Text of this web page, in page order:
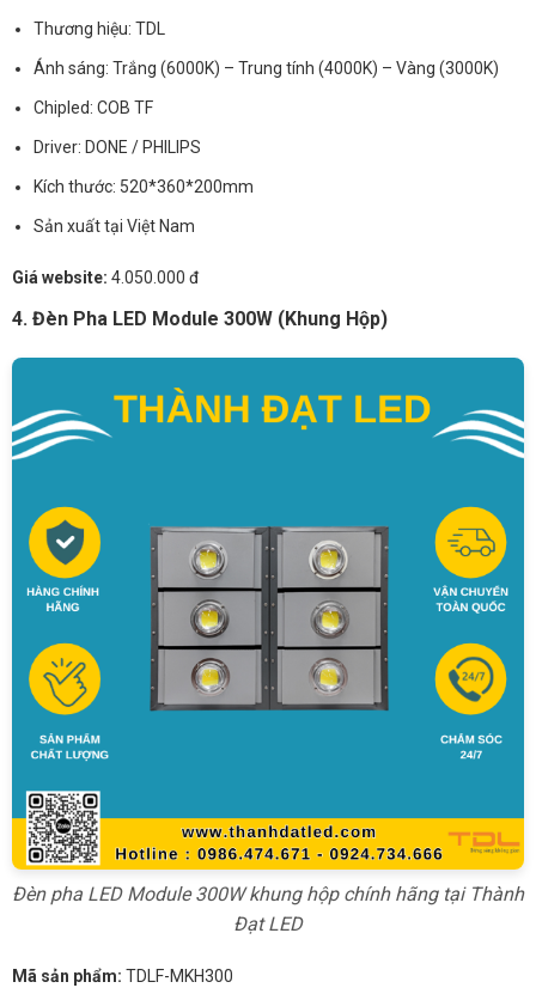
Thương hiệu: TDL
Ánh sáng: Trắng (6000K) – Trung tính (4000K) – Vàng (3000K)
Chipled: COB TF
Driver: DONE / PHILIPS
Kích thước: 520*360*200mm
Sản xuất tại Việt Nam
Giá website: 4.050.000 đ
4. Đèn Pha LED Module 300W (Khung Hộp)
Đèn pha LED Module 300W khung hộp chính hãng tại Thành
Đạt LED
Mã sản phẩm: TDLF-MKH300